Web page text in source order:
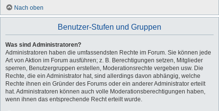
Nach oben
Benutzer-Stufen und Gruppen
Was sind Administratoren?
Administratoren haben die umfassendsten Rechte im Forum. Sie können jede
Art von Aktion im Forum ausführen; z. B. Berechtigungen setzen, Mitglieder
sperren, Benutzergruppen erstellen, Moderationsrechte vergeben usw. Die
Rechte, die ein Administrator hat, sind allerdings davon abhängig, welche
Rechte ihnen ein Gründer des Forums oder ein anderer Administrator erteilt
hat. Administratoren können auch volle Moderationsberechtigungen haben,
wenn ihnen das entsprechende Recht erteilt wurde.